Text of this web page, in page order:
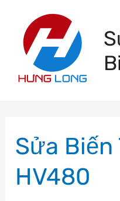
content
Sửa Biến
HV480